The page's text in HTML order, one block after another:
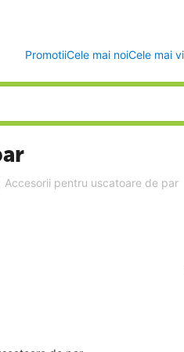
PromotiiCele mai noiCele mai
Accesorii pentru uscatoare de par